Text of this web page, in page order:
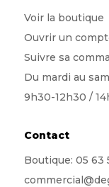
Voir la boutique
Ouvrir un
Suivre sa
Du mardi au
9h30-12h30 /
Contact
Boutique: 05 63